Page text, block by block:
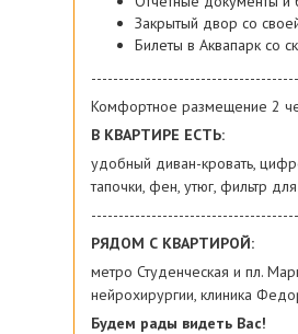
Закрытый двор со
Билеты в Аквапарк со
Комфортное размещение 2
В КВАРТИРЕ ЕСТЬ:
удобный диван-кровать,
тапочки, фен, утюг, фильтр
РЯДОМ С КВАРТИРОЙ:
метро Студенческая и пл.
нейрохирургии, клиника
Будем рады видеть Вас!